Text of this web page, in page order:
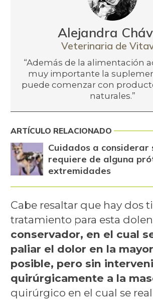
Alejandra
Veterinaria de
“Además de la alimentación
muy importante la
puede comenzar con
naturales.”
ARTÍCULO RELACIONADO
Cuidados a considerar
requiere de alguna
extremidades
Cabe resaltar que hay dos
tratamiento para esta
conservador, en el cual
paliar el dolor en la
posible, pero sin
quirúrgicamente a la
quirúrgico en el cual se